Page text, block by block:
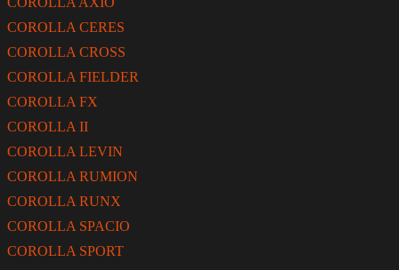
COROLLA CERES
COROLLA CROSS
COROLLA FIELDER
COROLLA FX
COROLLA II
COROLLA LEVIN
COROLLA RUMION
COROLLA RUNX
COROLLA SPACIO
COROLLA SPORT